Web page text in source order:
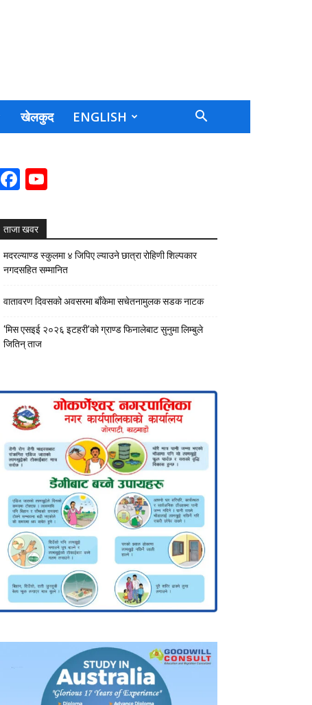
खेलकुद ENGLISH
Facebook
ताजा खवर
मदरल्याण्ड स्कुलमा ४ जिपिए ल्याउने छात्रा रोहिणी शिल्पकार
नगदसहित सम्मानित
वातावरण दिवसको अवसरमा बाँकेमा सचेतनामुलक सडक नाटक
‘मिस एसइई २०२६ इटहरी’को ग्राण्ड फिनालेबाट सुनुमा लिम्बुले
जितिन् ताज